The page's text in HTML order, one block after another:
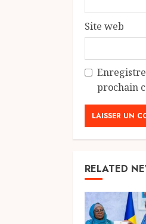
Site web
prochain
RELATED